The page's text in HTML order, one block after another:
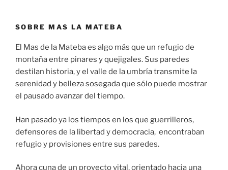
SOBRE MAS LA MATEBA
El Mas de la Mateba es algo más que un refugio de
montaña entre pinares y quejigales. Sus paredes
destilan historia, y el valle de la umbría transmite la
serenidad y belleza sosegada que sólo puede mostrar
el pausado avanzar del tiempo.
Han pasado ya los tiempos en los que guerrilleros,
defensores de la libertad y democracia, encontraban
refugio y provisiones entre sus paredes.
Ahora cuna de un proyecto vital, orientado hacia una